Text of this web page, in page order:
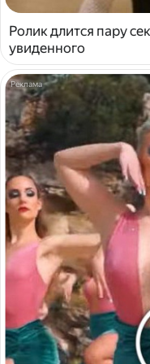
Ролик длится пару
увиденного